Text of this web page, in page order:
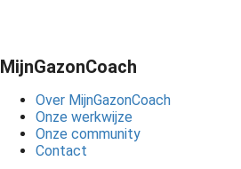
MijnGazonCoach
Over MijnGazonCoach
Onze werkwijze
Onze community
Contact